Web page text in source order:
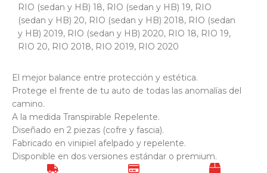
RIO (sedan y HB) 18, RIO (sedan y HB) 19, RIO
(sedan y HB) 20, RIO (sedan y HB) 2018, RIO (sedan
y HB) 2019, RIO (sedan y HB) 2020, RIO 18, RIO 19,
RIO 20, RIO 2018, RIO 2019, RIO 2020
El mejor balance entre protección y estética.
Protege el frente de tu auto de todas las anomalías del
camino.
A la medida Transpirable Repelente.
Diseñado en 2 piezas (cofre y fascia).
Fabricado en vinipiel afelpado y repelente.
Disponible en dos versiones estándar o premium.